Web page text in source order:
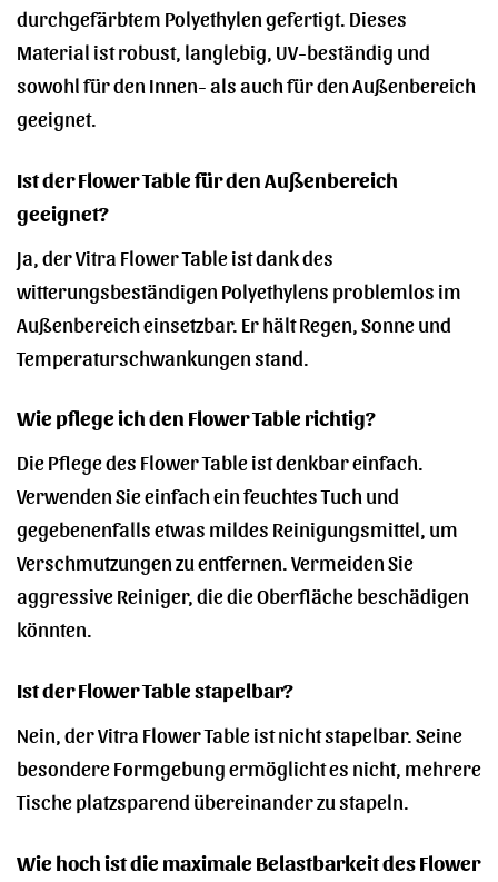
durchgefärbtem Polyethylen gefertigt. Dieses
Material ist robust, langlebig, UV-beständig und
sowohl für den Innen- als auch für den Außenbereich
geeignet.
Ist der Flower Table für den Außenbereich
geeignet?
Ja, der Vitra Flower Table ist dank des
witterungsbeständigen Polyethylens problemlos im
Außenbereich einsetzbar. Er hält Regen, Sonne und
Temperaturschwankungen stand.
Wie pflege ich den Flower Table richtig?
Die Pflege des Flower Table ist denkbar einfach.
Verwenden Sie einfach ein feuchtes Tuch und
gegebenenfalls etwas mildes Reinigungsmittel, um
Verschmutzungen zu entfernen. Vermeiden Sie
aggressive Reiniger, die die Oberfläche beschädigen
könnten.
Ist der Flower Table stapelbar?
Nein, der Vitra Flower Table ist nicht stapelbar. Seine
besondere Formgebung ermöglicht es nicht, mehrere
Tische platzsparend übereinander zu stapeln.
Wie hoch ist die maximale Belastbarkeit des Flower